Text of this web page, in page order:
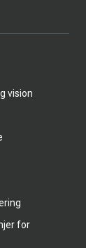
vision
for